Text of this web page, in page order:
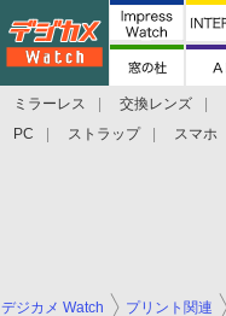
ミラーレス 交換レンズ
PC
ストラップ スマホ
デジカメ Watch プリント関連